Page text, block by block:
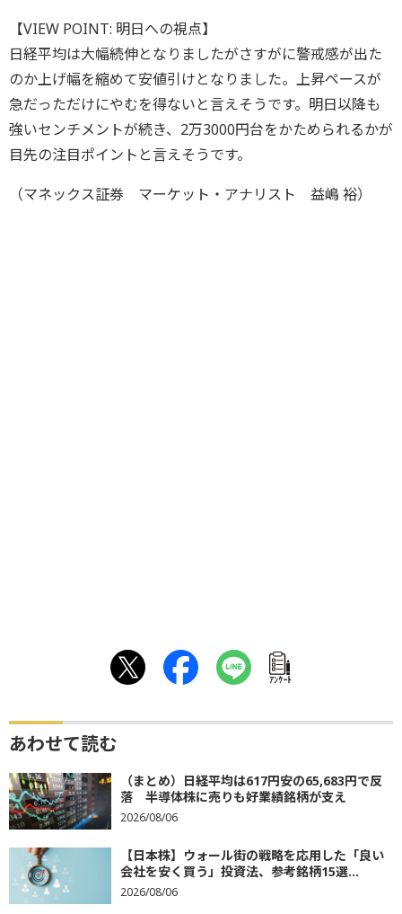
【VIEW POINT: 明日への視点】
日経平均は大幅続伸となりましたがさすがに警戒感が出た
のか上げ幅を縮めて安値引けとなりました。上昇ペースが
急だっただけにやむを得ないと言えそうです。明日以降も
強いセンチメントが続き、2万3000円台をかためられるかが
目先の注目ポイントと言えそうです。
（マネックス証券 マーケット・アナリスト 益嶋 裕）
ｱﾝｹｰﾄ
あわせて読む
（まとめ）日経平均は617円安の65,683円で反
落 半導体株に売りも好業績銘柄が支え
2026/08/06
【日本株】ウォール街の戦略を応用した「良い
会社を安く買う」投資法、参考銘柄15選...
2026/08/06